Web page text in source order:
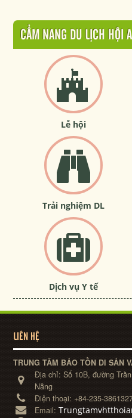
CẨM NANG DU LỊCH HỘI
Lễ hội
Trải nghiệm DL
Dịch vụ Y tế
LIÊN HỆ
TRUNG TÂM BẢO TỒN DI SẢN
Địa chỉ:Số 10B, đường
Nẵng
Điện thoại: +84-235-
Email: